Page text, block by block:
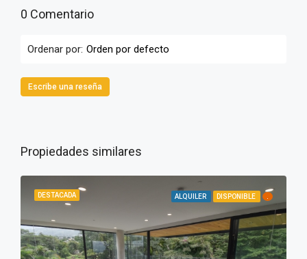
0 Comentario
Ordenar por: Orden por defecto
Escribe una reseña
Propiedades similares
DESTACADA ALQUILER DISPONIBLE